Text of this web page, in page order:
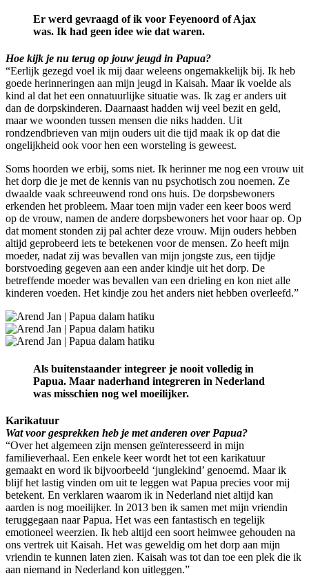
Er werd gevraagd of ik voor Feyenoord of Ajax
was. Ik had geen idee wie dat waren.
Hoe kijk je nu terug op jouw jeugd in Papua?
“Eerlijk gezegd voel ik mij daar weleens ongemakkelijk bij. Ik heb
goede herinneringen aan mijn jeugd in Kaisah. Maar ik voelde als
kind al dat het een onnatuurlijke situatie was. Ik zag er anders uit
dan de dorpskinderen. Daarnaast hadden wij veel bezit en geld,
maar we woonden tussen mensen die niks hadden. Uit
rondzendbrieven van mijn ouders uit die tijd maak ik op dat die
ongelijkheid ook voor hen een worsteling is geweest.
Soms hoorden we erbij, soms niet. Ik herinner me nog een vrouw uit
het dorp die je met de kennis van nu psychotisch zou noemen. Ze
dwaalde vaak schreeuwend rond ons huis. De dorpsbewoners
erkenden het probleem. Maar toen mijn vader een keer boos werd
op de vrouw, namen de andere dorpsbewoners het voor haar op. Op
dat moment stonden zij pal achter deze vrouw. Mijn ouders hebben
altijd geprobeerd iets te betekenen voor de mensen. Zo heeft mijn
moeder, nadat zij was bevallen van mijn jongste zus, een tijdje
borstvoeding gegeven aan een ander kindje uit het dorp. De
betreffende moeder was bevallen van een drieling en kon niet alle
kinderen voeden. Het kindje zou het anders niet hebben overleefd.”
Als buitenstaander integreer je nooit volledig in
Papua. Maar naderhand integreren in Nederland
was misschien nog wel moeilijker.
Karikatuur
Wat voor gesprekken heb je met anderen over Papua?
“Over het algemeen zijn mensen geïnteresseerd in mijn
familieverhaal. Een enkele keer wordt het tot een karikatuur
gemaakt en word ik bijvoorbeeld ‘junglekind’ genoemd. Maar ik
blijf het lastig vinden om uit te leggen wat Papua precies voor mij
betekent. En verklaren waarom ik in Nederland niet altijd kan
aarden is nog moeilijker. In 2013 ben ik samen met mijn vriendin
teruggegaan naar Papua. Het was een fantastisch en tegelijk
emotioneel weerzien. Ik heb altijd een soort heimwee gehouden na
ons vertrek uit Kaisah. Het was geweldig om het dorp aan mijn
vriendin te kunnen laten zien. Kaisah was tot dan toe een plek die ik
aan niemand in Nederland kon uitleggen.”